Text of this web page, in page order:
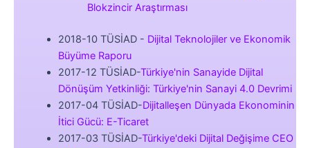
Blokzincir Araştırması
2018-10 TÜSİAD - Dijital Teknolojiler ve Ekonomik
Büyüme Raporu
2017-12 TÜSİAD-Türkiye'nin Sanayide Dijital
Dönüşüm Yetkinliği: Türkiye'nin Sanayi 4.0 Devrimi
2017-04 TÜSİAD-Dijitalleşen Dünyada Ekonominin
İtici Gücü: E-Ticaret
2017-03 TÜSİAD-Türkiye'deki Dijital Değişime CEO